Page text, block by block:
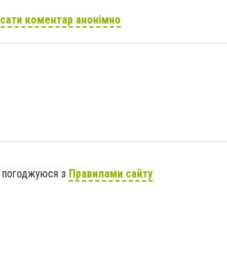
коментар анонімно
з Правилами сайту